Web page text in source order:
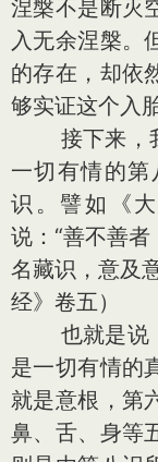
涅槃不是断灭
入无余涅槃。
的存在，却依
够实证这个入
接下来，我
一切有情的
识。譬如《
说：“善不善
名藏识，意及
经》卷五）
也就是说，
是一切有情的
就是意根，第
鼻、舌、身等